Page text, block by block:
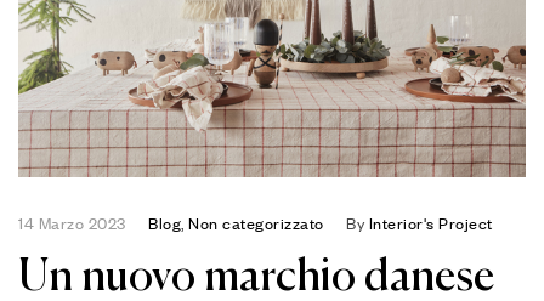
14 Marzo 2023 Blog Non categorizzato ByInterior's Project
Un nuovo marchio danese